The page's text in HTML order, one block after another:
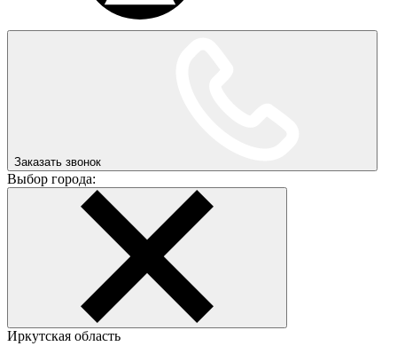
Заказать звонок
Выбор города:
Иркутская область